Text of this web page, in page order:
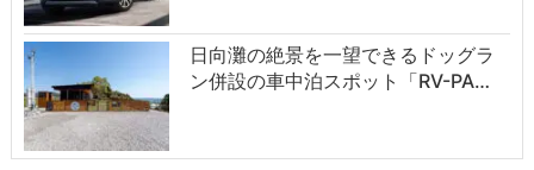
日向灘の絶景を一望できるドッグラ
ン併設の車中泊スポット「RV-PA…